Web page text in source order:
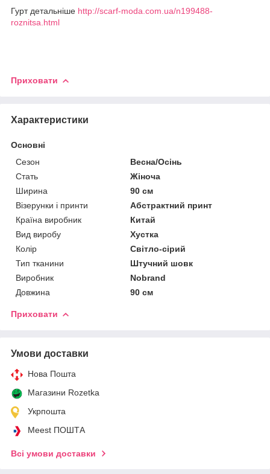
Гурт детальніше http://scarf-moda.com.ua/n199488-
roznitsa.html
Приховати
Характеристики
Основні
Сезон
Весна/Осінь
Стать
Жіноча
Ширина
90 см
Візерунки і принти
Абстрактний принт
Країна виробник
Китай
Вид виробу
Хустка
Колір
Світло-сірий
Тип тканини
Штучний шовк
Виробник
Nobrand
Довжина
90 см
Приховати
Умови доставки
Нова Пошта
Магазини Rozetka
Укрпошта
Meest ПОШТА
Всі умови доставки